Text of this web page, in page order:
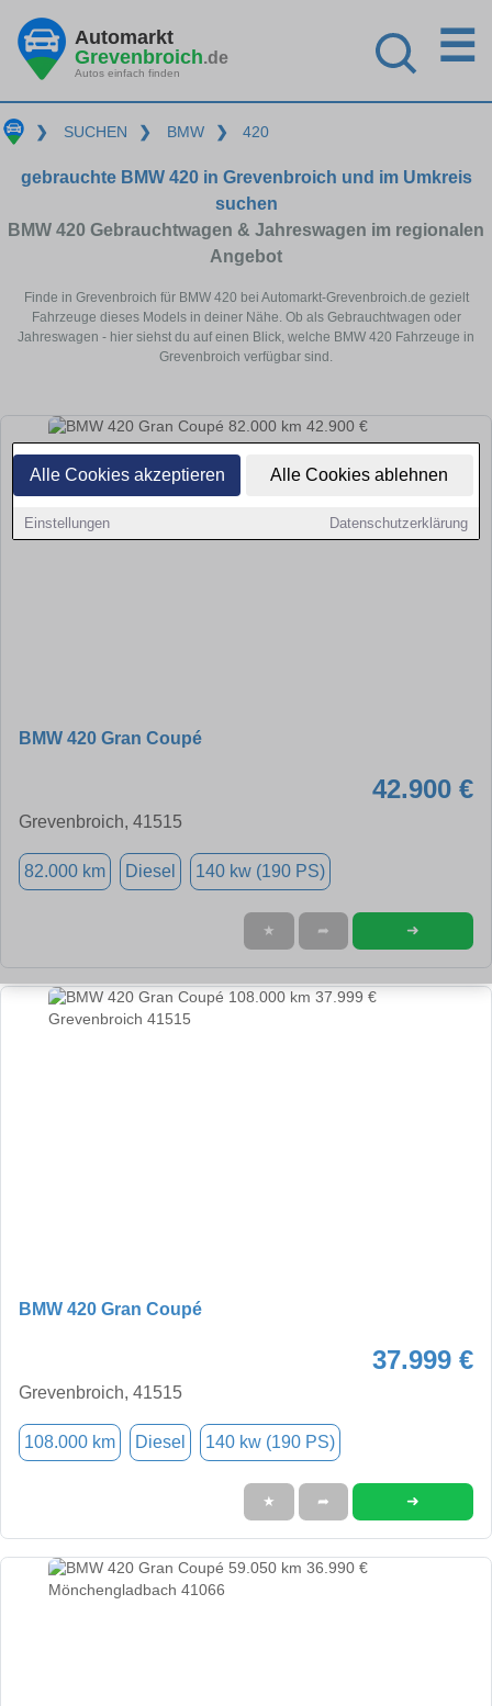
Alle Cookies akzeptieren Alle Cookies ablehnen
Einstellungen Datenschutzerklärung
Automarkt
Grevenbroich.de
Autos einfach finden
☰
❯ SUCHEN ❯ BMW ❯ 420
gebrauchte BMW 420 in Grevenbroich und im Umkreis
suchen
BMW 420 Gebrauchtwagen & Jahreswagen im regionalen
Angebot
Finde in Grevenbroich für BMW 420 bei Automarkt-Grevenbroich.de gezielt
Fahrzeuge dieses Models in deiner Nähe. Ob als Gebrauchtwagen oder
Jahreswagen - hier siehst du auf einen Blick, welche BMW 420 Fahrzeuge in
Grevenbroich verfügbar sind.
BMW 420 Gran Coupé
42.900 €
Grevenbroich, 41515
82.000 km Diesel 140 kw (190 PS)
★ ➦ ➜
BMW 420 Gran Coupé
37.999 €
Grevenbroich, 41515
108.000 km Diesel 140 kw (190 PS)
★ ➦ ➜